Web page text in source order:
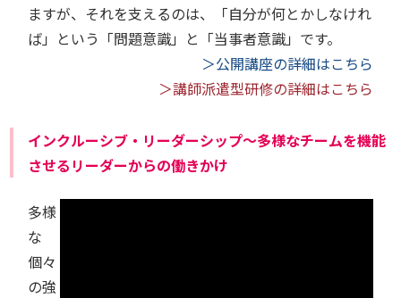
ますが、それを支えるのは、「自分が何とかしなけれ
ば」という「問題意識」と「当事者意識」です。
＞公開講座の詳細はこちら
＞講師派遣型研修の詳細はこちら
インクルーシブ・リーダーシップ～多様なチームを機能
させるリーダーからの働きかけ
多様
な
個々
の強